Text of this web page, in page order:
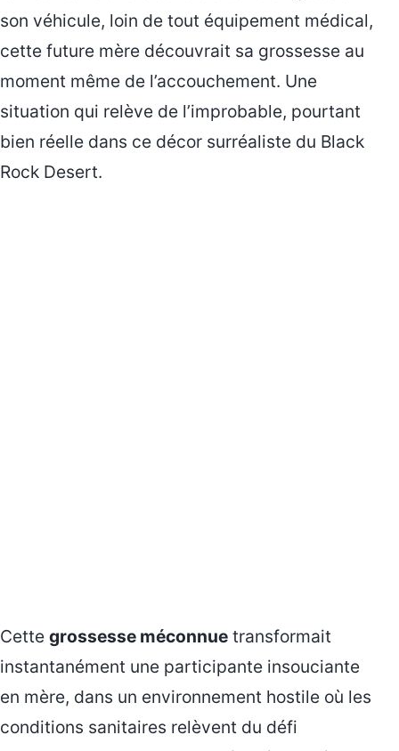
son véhicule, loin de tout équipement médical,
cette future mère découvrait sa grossesse au
moment même de l’accouchement. Une
situation qui relève de l’improbable, pourtant
bien réelle dans ce décor surréaliste du Black
Rock Desert.
Cette grossesse méconnue transformait
instantanément une participante insouciante
en mère, dans un environnement hostile où les
conditions sanitaires relèvent du défi